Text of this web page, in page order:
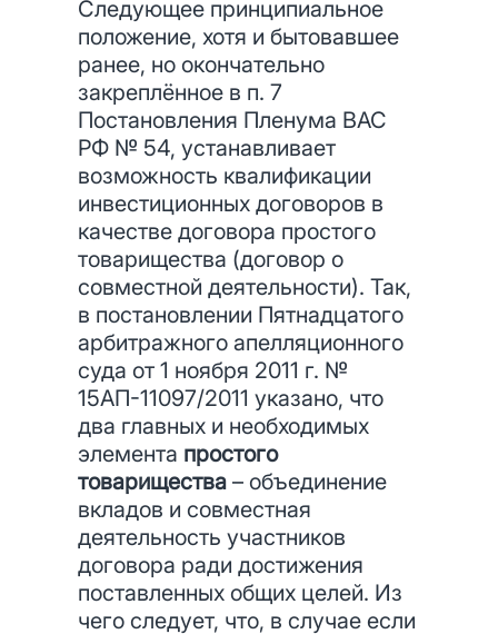
Следующее принципиальное
положение, хотя и бытовавшее
ранее, но окончательно
закреплённое в п. 7
Постановления Пленума ВАС
РФ № 54, устанавливает
возможность квалификации
инвестиционных договоров в
качестве договора простого
товарищества (договор о
совместной деятельности). Так,
в постановлении Пятнадцатого
арбитражного апелляционного
суда от 1 ноября 2011 г. №
15АП-11097/2011 указано, что
два главных и необходимых
элемента простого
товарищества – объединение
вкладов и совместная
деятельность участников
договора ради достижения
поставленных общих целей. Из
чего следует, что, в случае если